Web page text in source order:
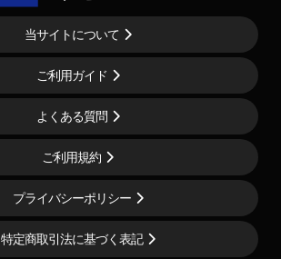
当サイトについて
ご利用ガイド
よくある質問
ご利用規約
プライバシーポリシー
特定商取引法に基づく表記